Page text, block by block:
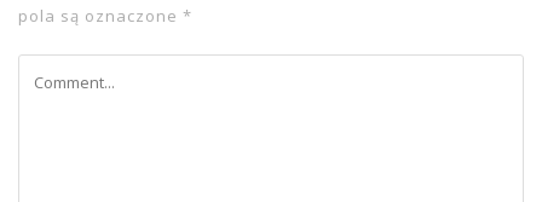
pola są oznaczone *